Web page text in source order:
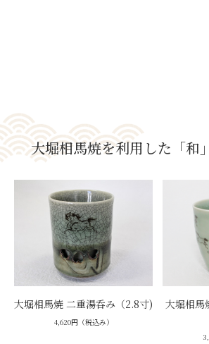
大堀相馬焼を利用した「和
大堀相馬焼 二重湯呑み（2.8寸)
4,620円（税込み）
大堀相馬